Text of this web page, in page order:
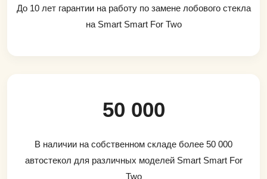
До 10 лет гарантии на работу по замене лобового стекла
на Smart Smart For Two
50 000
В наличии на собственном складе более 50 000
автостекол для различных моделей Smart Smart For
Two